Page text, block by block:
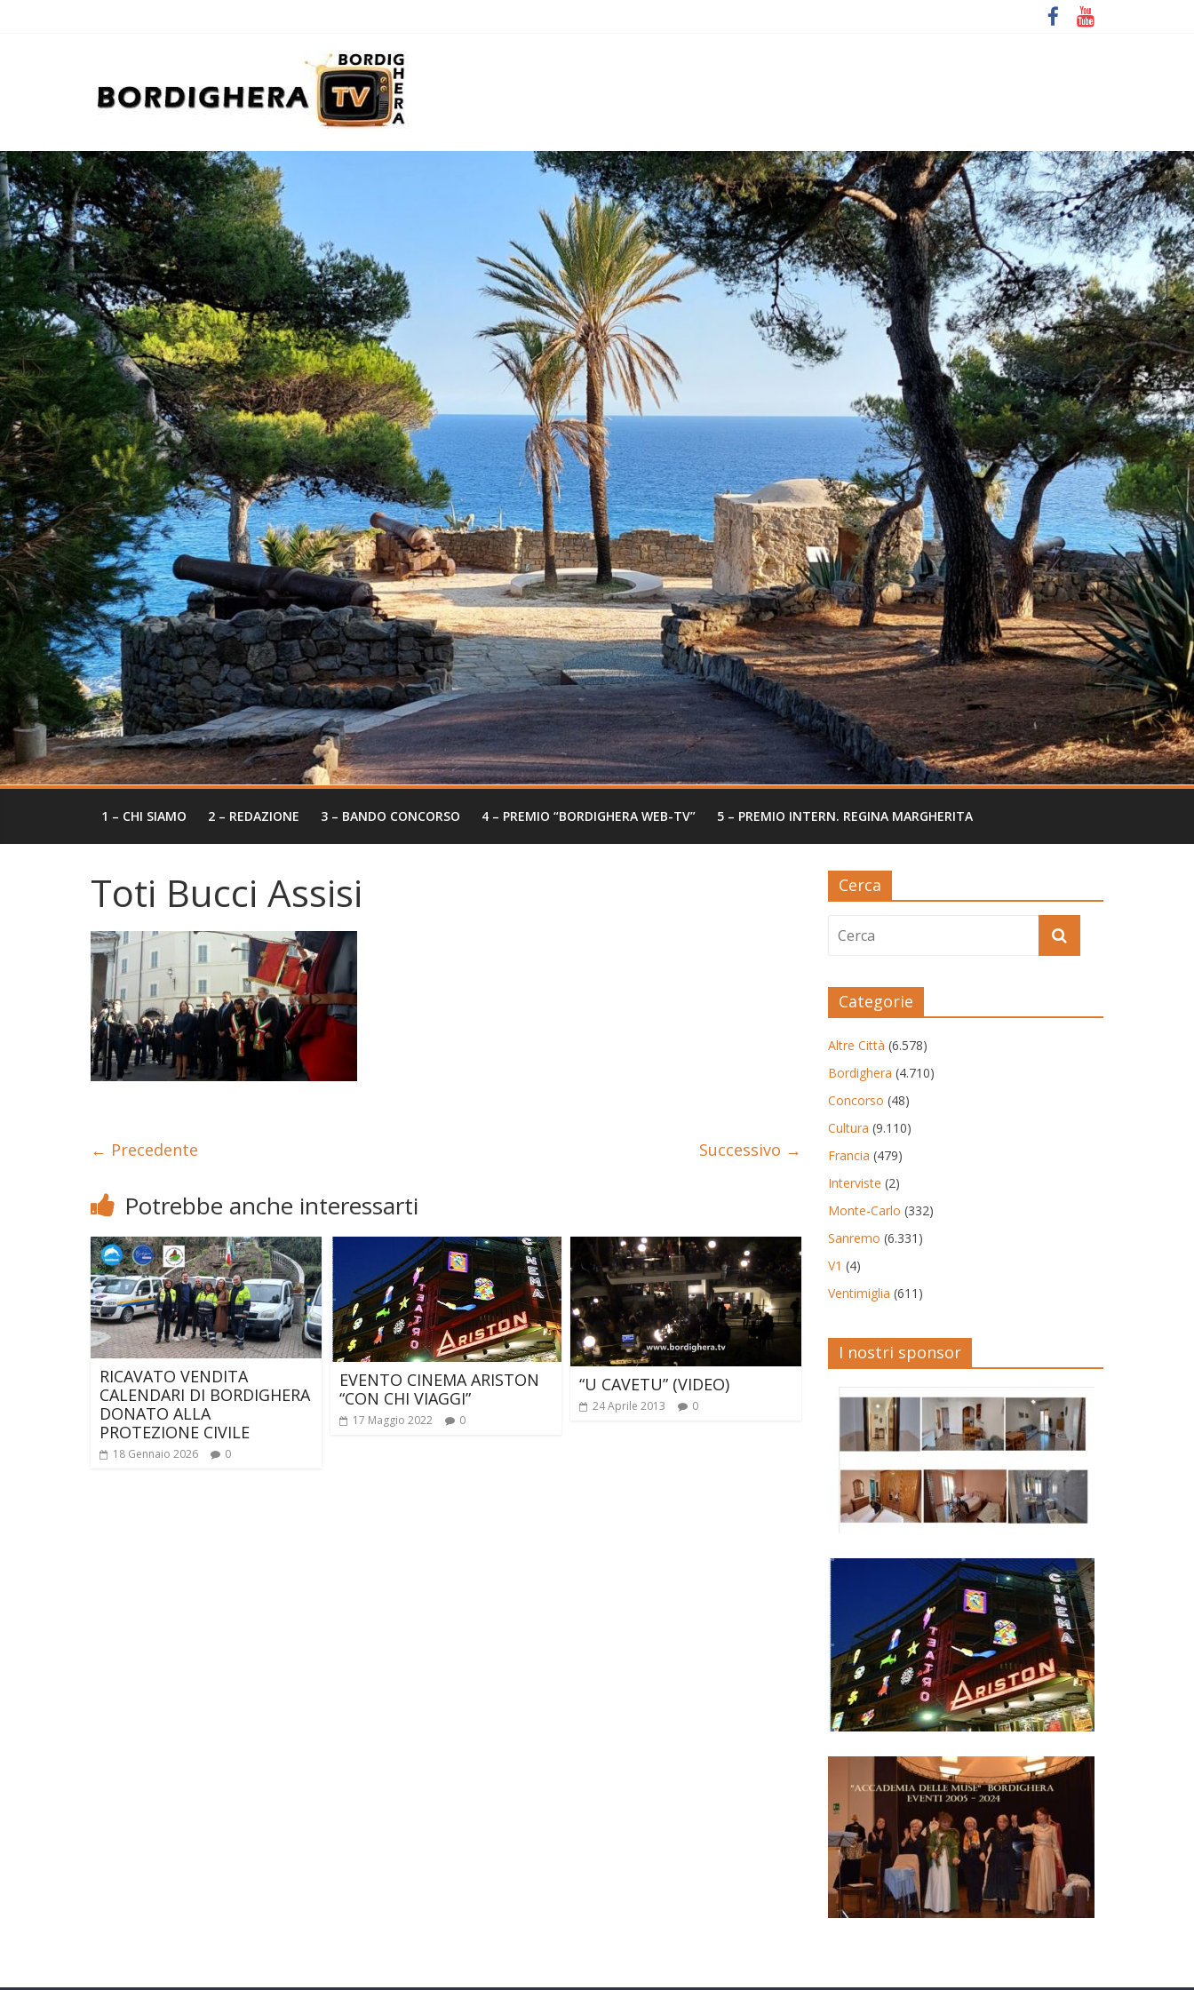
1 – CHI SIAMO 2 – REDAZIONE 3 – BANDO CONCORSO 4 – PREMIO “BORDIGHERA WEB-TV” 5 – PREMIO INTERN. REGINA MARGHERITA
Toti Bucci Assisi
← Precedente Successivo →
Potrebbe anche interessarti
RICAVATO VENDITA
CALENDARI DI BORDIGHERA
DONATO ALLA
PROTEZIONE CIVILE
18 Gennaio 2026 0
EVENTO CINEMA ARISTON
“CON CHI VIAGGI”
17 Maggio 2022 0
“U CAVETU” (VIDEO)
24 Aprile 2013 0
Cerca
Categorie
Altre Città (6.578)
Bordighera (4.710)
Concorso (48)
Cultura (9.110)
Francia (479)
Interviste (2)
Monte-Carlo (332)
Sanremo (6.331)
V1 (4)
Ventimiglia (611)
I nostri sponsor